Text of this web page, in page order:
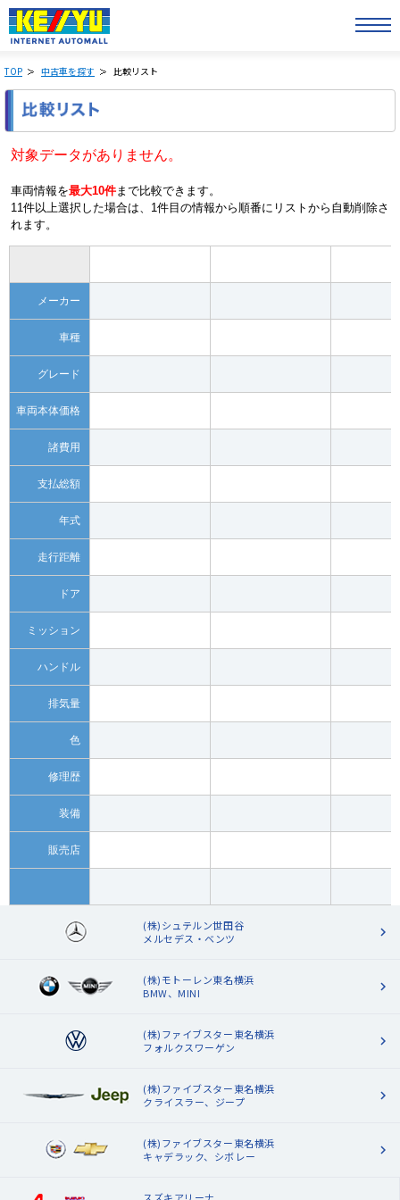
TOP 中古車を探す 比較リスト
対象データがありません。
車両情報を最大10件まで比較できます。
11件以上選択した場合は、1件目の情報から順番にリストから自動削除さ
れます。
メーカー
車種
グレード
車両本体価格
諸費用
支払総額
年式
走行距離
ドア
ミッション
ハンドル
排気量
色
修理歴
装備
販売店
(株)シュテルン世田谷
メルセデス・ベンツ
(株)モトーレン東名横浜
BMW、MINI
(株)ファイブスター東名横浜
フォルクスワーゲン
(株)ファイブスター東名横浜
クライスラー、ジープ
(株)ファイブスター東名横浜
キャデラック、シボレー